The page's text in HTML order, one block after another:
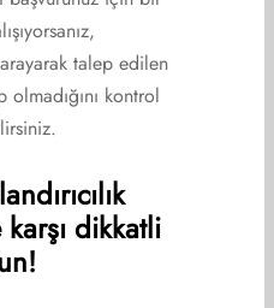
talep edilen
kontrol
dikkatli